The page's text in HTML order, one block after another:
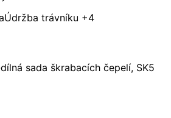
Údržba trávníku +4
sada škrabacích čepelí, SK5